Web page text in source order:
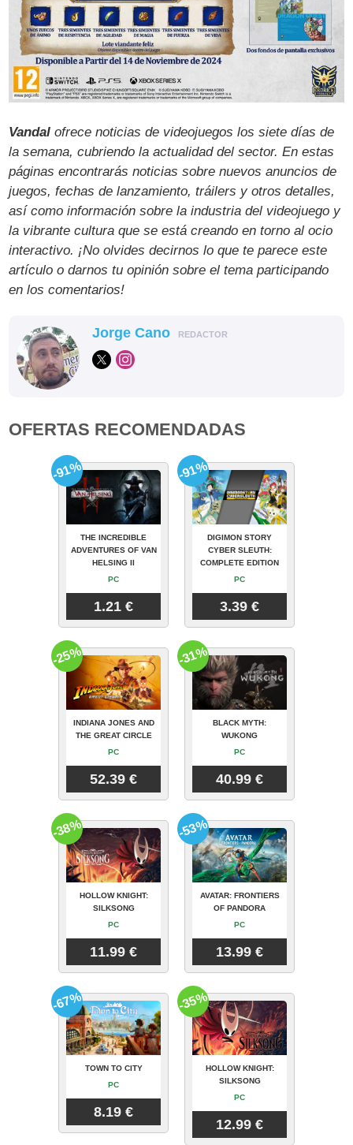
Vandal ofrece noticias de videojuegos los siete días de
la semana, cubriendo la actualidad del sector. En estas
páginas encontrarás noticias sobre nuevos anuncios de
juegos, fechas de lanzamiento, tráilers y otros detalles,
así como información sobre la industria del videojuego y
la vibrante cultura que se está creando en torno al ocio
interactivo. ¡No olvides decirnos lo que te parece este
artículo o darnos tu opinión sobre el tema participando
en los comentarios!
Jorge Cano REDACTOR
OFERTAS RECOMENDADAS
THE INCREDIBLE
ADVENTURES OF VAN
HELSING II
PC
1.21 €
-91%
DIGIMON STORY
CYBER SLEUTH:
COMPLETE EDITION
PC
3.39 €
-91%
INDIANA JONES AND
THE GREAT CIRCLE
PC
52.39 €
-25%
BLACK MYTH:
WUKONG
PC
40.99 €
-31%
HOLLOW KNIGHT:
SILKSONG
PC
11.99 €
-38%
AVATAR: FRONTIERS
OF PANDORA
PC
13.99 €
-53%
TOWN TO CITY
PC
8.19 €
-67%
HOLLOW KNIGHT:
SILKSONG
PC
12.99 €
-35%